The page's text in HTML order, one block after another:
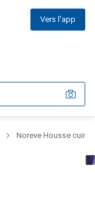
Vers l'app
Noreve Housse cuir